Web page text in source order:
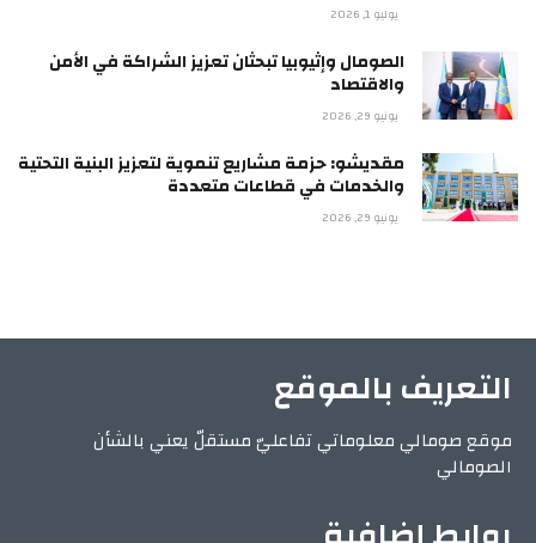
يوليو 1, 2026
الصومال وإثيوبيا تبحثان تعزيز الشراكة في الأمن
والاقتصاد
يونيو 29, 2026
مقديشو: حزمة مشاريع تنموية لتعزيز البنية التحتية
والخدمات في قطاعات متعددة
يونيو 29, 2026
التعريف بالموقع
موقع صومالي معلوماتي تفاعليّ مستقلّ يعني بالشأن
الصومالي